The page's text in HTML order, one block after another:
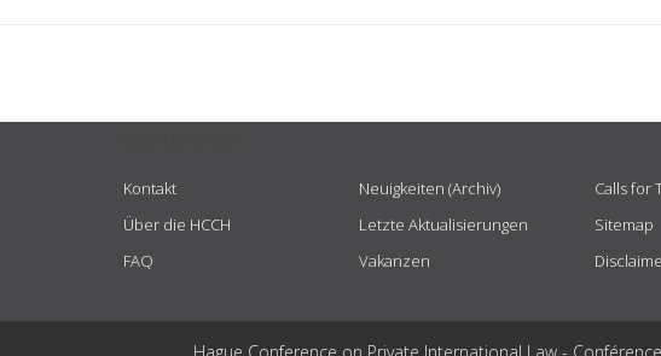
Kontakt
Über die HCCH
FAQ
Neuigkeiten (Archiv)
Letzte Aktualisierungen
Vakanzen
Calls for
Sitemap